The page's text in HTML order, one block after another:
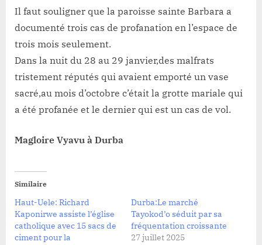
Il faut souligner que la paroisse sainte Barbara a
documenté trois cas de profanation en l’espace de
trois mois seulement.
Dans la nuit du 28 au 29 janvier,des malfrats
tristement réputés qui avaient emporté un vase
sacré,au mois d’octobre c’était la grotte mariale qui
a été profanée et le dernier qui est un cas de vol.
Magloire Vyavu à Durba
Similaire
Haut-Uele: Richard
Kaponirwe assiste l’église
catholique avec 15 sacs de
ciment pour la
Durba:Le marché
Tayokod’o séduit par sa
fréquentation croissante
27 juillet 2025